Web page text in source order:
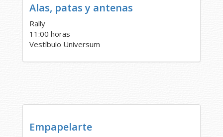
Alas, patas y antenas
Rally
11:00 horas
Vestíbulo Universum
Empapelarte